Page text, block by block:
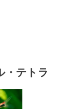
・テトラ